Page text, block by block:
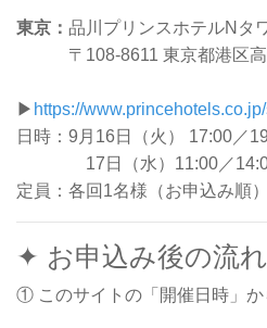
東京： 品川プリンスホテルNタ
〒108-8611 東京都港区高
▶ https://
日時：9月16日（火） 17:00／
17日（水）11:00／
定員：各回1名様（お申込み順）
✦ お申込み後の流れ
① このサイトの「開催日時」か